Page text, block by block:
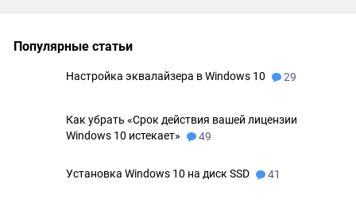
Популярные статьи
Настройка эквалайзера в Windows 10 29
Как убрать «Срок действия вашей лицензии
Windows 10 истекает»
49
Установка Windows 10 на диск SSD 41